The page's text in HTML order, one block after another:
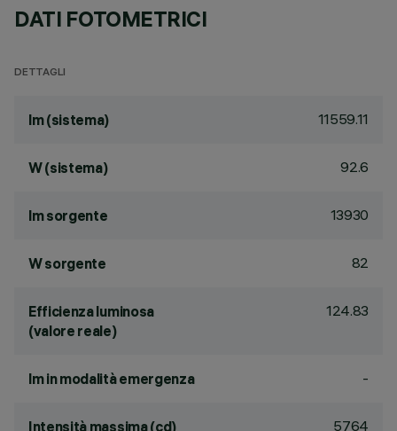
DATI FOTOMETRICI
DETTAGLI
lm (sistema) 11559.11
W (sistema) 92.6
lm sorgente 13930
W sorgente 82
Efficienza luminosa
(valore reale)
124.83
lm in modalità emergenza -
Intensità massima (cd) 5764